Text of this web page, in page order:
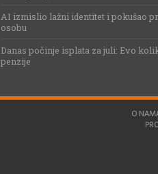
AI izmislio lažni identitet i pokušao
osobu
Danas počinje isplata za juli: Evo
penzije
O